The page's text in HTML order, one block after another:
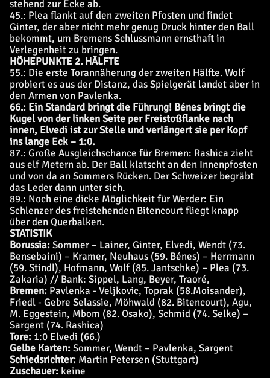
stehend zur Ecke ab.
45.: Plea flankt auf den zweiten Pfosten und findet
Ginter, der aber nicht mehr genug Druck hinter den Ball
bekommt, um Bremens Schlussmann ernsthaft in
Verlegenheit zu bringen.
HÖHEPUNKTE 2. HÄLFTE
55.: Die erste Torannäherung der zweiten Hälfte. Wolf
probiert es aus der Distanz, das Spielgerät landet aber in
den Armen von Pavlenka.
66.: Ein Standard bringt die Führung! Bénes bringt die
Kugel von der linken Seite per Freistoßflanke nach
innen, Elvedi ist zur Stelle und verlängert sie per Kopf
ins lange Eck – 1:0.
87.: Große Ausgleichschance für Bremen: Rashica zieht
aus elf Metern ab. Der Ball klatscht an den Innenpfosten
und von da an Sommers Rücken. Der Schweizer begräbt
das Leder dann unter sich.
89.: Noch eine dicke Möglichkeit für Werder: Ein
Schlenzer des freistehenden Bitencourt fliegt knapp
über den Querbalken.
STATISTIK
Borussia:Sommer – Lainer, Ginter, Elvedi, Wendt (73.
Bensebaini) – Kramer, Neuhaus (59. Bénes) – Herrmann
(59. Stindl), Hofmann, Wolf (85. Jantschke) – Plea (73.
Zakaria) // Bank: Sippel, Lang, Beyer, Traoré,
Bremen: Pavlenka - Veljkovic, Toprak (58.Moisander),
Friedl - Gebre Selassie, Möhwald (82. Bitencourt), Agu,
M. Eggestein, Mbom (82. Osako), Schmid (74. Selke) –
Sargent (74. Rashica)
Tore: 1:0 Elvedi (66.)
Gelbe Karten:Sommer, Wendt – Pavlenka, Sargent
Schiedsrichter: Martin Petersen (Stuttgart)
Zuschauer: keine